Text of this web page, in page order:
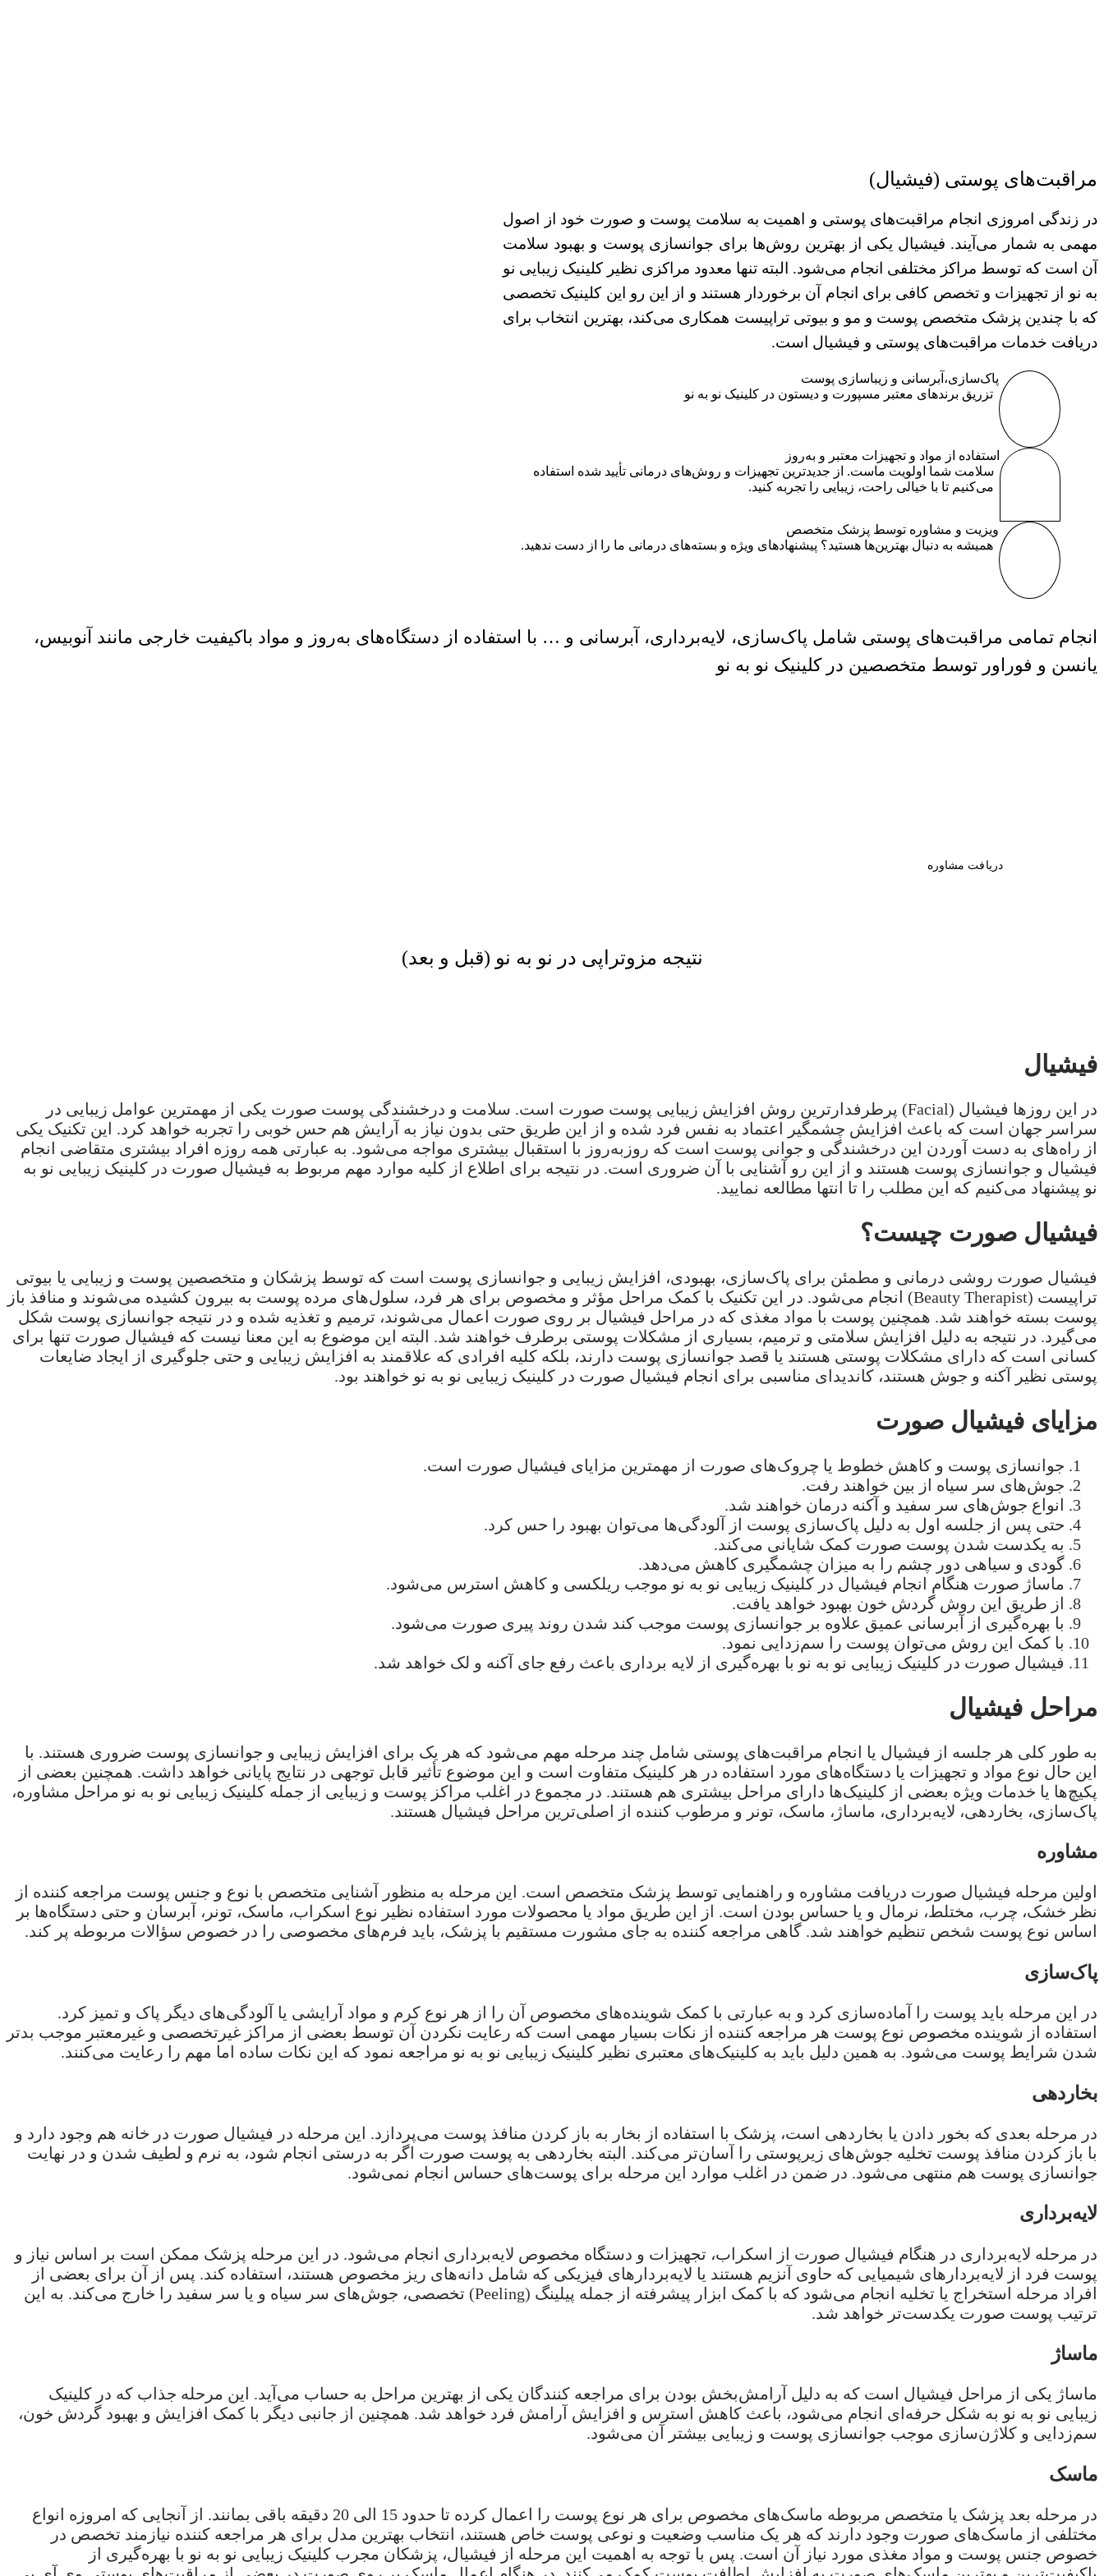
مراقبت‌های پوستی (فیشیال)
در زندگی امروزی انجام مراقبت‌های پوستی و اهمیت به سلامت پوست و صورت خود از اصول
مهمی به شمار می‌آیند. فیشیال یکی از بهترین روش‌ها برای جوانسازی پوست و بهبود سلامت
آن است که توسط مراکز مختلفی انجام می‌شود. البته تنها معدود مراکزی نظیر کلینیک زیبایی نو
به نو از تجهیزات و تخصص کافی برای انجام آن برخوردار هستند و از این رو این کلینیک تخصصی
که با چندین پزشک متخصص پوست و مو و بیوتی تراپیست همکاری می‌کند، بهترین انتخاب برای
دریافت خدمات مراقبت‌های پوستی و فیشیال است.
پاک‌سازی،آبرسانی و زیباسازی پوست
تزریق برندهای معتبر مسپورت و دیستون در کلینیک نو به نو
استفاده از مواد و تجهیزات معتبر و به‌روز
سلامت شما اولویت ماست. از جدیدترین تجهیزات و روش‌های درمانی تأیید شده استفاده
می‌کنیم تا با خیالی راحت، زیبایی را تجربه کنید.
ویزیت و مشاوره توسط پزشک متخصص
همیشه به دنبال بهترین‌ها هستید؟ پیشنهادهای ویژه و بسته‌های درمانی ما را از دست ندهید.
انجام تمامی مراقبت‌های پوستی شامل پاک‌سازی، لایه‌برداری، آبرسانی و … با استفاده از دستگاه‌های به‌روز و مواد باکیفیت خارجی مانند آنوبیس،
یانسن و فوراور توسط متخصصین در کلینیک نو به نو
دریافت مشاوره
نتیجه مزوتراپی در نو به نو (قبل و بعد)
فیشیال
در این روزها فیشیال (Facial) پرطرفدارترین روش افزایش زیبایی پوست صورت است. سلامت و درخشندگی پوست صورت یکی از مهمترین عوامل زیبایی در
سراسر جهان است که باعث افزایش چشمگیر اعتماد به نفس فرد شده و از این طریق حتی بدون نیاز به آرایش هم حس خوبی را تجربه خواهد کرد. این تکنیک یکی
از راه‌های به دست آوردن این درخشندگی و جوانی پوست است که روزبه‌روز با استقبال بیشتری مواجه می‌شود. به عبارتی همه روزه افراد بیشتری متقاضی انجام
فیشیال و جوانسازی پوست هستند و از این رو آشنایی با آن ضروری است. در نتیجه برای اطلاع از کلیه موارد مهم مربوط به فیشیال صورت در کلینیک زیبایی نو به
نو پیشنهاد می‌کنیم که این مطلب را تا انتها مطالعه نمایید.
فیشیال صورت چیست؟
فیشیال صورت روشی درمانی و مطمئن برای پاک‌سازی، بهبودی، افزایش زیبایی و جوانسازی پوست است که توسط پزشکان و متخصصین پوست و زیبایی یا بیوتی
تراپیست (Beauty Therapist) انجام می‌شود. در این تکنیک با کمک مراحل مؤثر و مخصوص برای هر فرد، سلول‌های مرده پوست به بیرون کشیده می‌شوند و منافذ باز
پوست بسته خواهند شد. همچنین پوست با مواد مغذی که در مراحل فیشیال بر روی صورت اعمال می‌شوند، ترمیم و تغذیه شده و در نتیجه جوانسازی پوست شکل
می‌گیرد. در نتیجه به دلیل افزایش سلامتی و ترمیم، بسیاری از مشکلات پوستی برطرف خواهند شد. البته این موضوع به این معنا نیست که فیشیال صورت تنها برای
کسانی است که دارای مشکلات پوستی هستند یا قصد جوانسازی پوست دارند، بلکه کلیه افرادی که علاقمند به افزایش زیبایی و حتی جلوگیری از ایجاد ضایعات
پوستی نظیر آکنه و جوش هستند، کاندیدای مناسبی برای انجام فیشیال صورت در کلینیک زیبایی نو به نو خواهند بود.
مزایای فیشیال صورت
جوانسازی پوست و کاهش خطوط یا چروک‌های صورت از مهمترین مزایای فیشیال صورت است.
جوش‌های سر سیاه از بین خواهند رفت.
انواع جوش‌های سر سفید و آکنه درمان خواهند شد.
حتی پس از جلسه اول به دلیل پاک‌سازی پوست از آلودگی‌ها می‌توان بهبود را حس کرد.
به یکدست شدن پوست صورت کمک شایانی می‌کند.
گودی و سیاهی دور چشم را به میزان چشمگیری کاهش می‌دهد.
ماساژ صورت هنگام انجام فیشیال در کلینیک زیبایی نو به نو موجب ریلکسی و کاهش استرس می‌شود.
از طریق این روش گردش خون بهبود خواهد یافت.
با بهره‌گیری از آبرسانی عمیق علاوه بر جوانسازی پوست موجب کند شدن روند پیری صورت می‌شود.
با کمک این روش می‌توان پوست را سم‌زدایی نمود.
فیشیال صورت در کلینیک زیبایی نو به نو با بهره‌گیری از لایه برداری باعث رفع جای آکنه و لک خواهد شد.
مراحل فیشیال
به طور کلی هر جلسه از فیشیال یا انجام مراقبت‌های پوستی شامل چند مرحله مهم می‌شود که هر یک برای افزایش زیبایی و جوانسازی پوست ضروری هستند. با
این حال نوع مواد و تجهیزات یا دستگاه‌های مورد استفاده در هر کلینیک متفاوت است و این موضوع تأثیر قابل توجهی در نتایج پایانی خواهد داشت. همچنین بعضی از
پکیچ‌ها یا خدمات ویژه بعضی از کلینیک‌ها دارای مراحل بیشتری هم هستند. در مجموع در اغلب مراکز پوست و زیبایی از جمله کلینیک زیبایی نو به نو مراحل مشاوره،
پاک‌سازی، بخاردهی، لایه‌برداری، ماساژ، ماسک، تونر و مرطوب کننده از اصلی‌ترین مراحل فیشیال هستند.
مشاوره
اولین مرحله فیشیال صورت دریافت مشاوره و راهنمایی توسط پزشک متخصص است. این مرحله به منظور آشنایی متخصص با نوع و جنس پوست مراجعه کننده از
نظر خشک، چرب، مختلط، نرمال و یا حساس بودن است. از این طریق مواد یا محصولات مورد استفاده نظیر نوع اسکراب، ماسک، تونر، آبرسان و حتی دستگاه‌ها بر
اساس نوع پوست شخص تنظیم خواهند شد. گاهی مراجعه کننده به جای مشورت مستقیم با پزشک، باید فرم‌های مخصوصی را در خصوص سؤالات مربوطه پر کند.
پاک‌سازی
در این مرحله باید پوست را آماده‌سازی کرد و به عبارتی با کمک شوینده‌های مخصوص آن را از هر نوع کرم و مواد آرایشی یا آلودگی‌های دیگر پاک و تمیز کرد.
استفاده از شوینده مخصوص نوع پوست هر مراجعه کننده از نکات بسیار مهمی است که رعایت نکردن آن توسط بعضی از مراکز غیرتخصصی و غیرمعتبر موجب بدتر
شدن شرایط پوست می‌شود. به همین دلیل باید به کلینیک‌های معتبری نظیر کلینیک زیبایی نو به نو مراجعه نمود که این نکات ساده اما مهم را رعایت می‌کنند.
بخاردهی
در مرحله بعدی که بخور دادن یا بخاردهی است، پزشک با استفاده از بخار به باز کردن منافذ پوست می‌پردازد. این مرحله در فیشیال صورت در خانه هم وجود دارد و
با باز کردن منافذ پوست تخلیه جوش‌های زیرپوستی را آسان‌تر می‌کند. البته بخاردهی به پوست صورت اگر به درستی انجام شود، به نرم و لطیف شدن و در نهایت
جوانسازی پوست هم منتهی می‌شود. در ضمن در اغلب موارد این مرحله برای پوست‌های حساس انجام نمی‌شود.
لایه‌برداری
در مرحله لایه‌برداری در هنگام فیشیال صورت از اسکراب، تجهیزات و دستگاه مخصوص لایه‌برداری انجام می‌شود. در این مرحله پزشک ممکن است بر اساس نیاز و
پوست فرد از لایه‌بردارهای شیمیایی که حاوی آنزیم هستند یا لایه‌بردارهای فیزیکی که شامل دانه‌های ریز مخصوص هستند، استفاده کند. پس از آن برای بعضی از
افراد مرحله استخراج یا تخلیه انجام می‌شود که با کمک ابزار پیشرفته از جمله پیلینگ (Peeling) تخصصی، جوش‌های سر سیاه و یا سر سفید را خارج می‌کند. به این
ترتیب پوست صورت یکدست‌تر خواهد شد.
ماساژ
ماساژ یکی از مراحل فیشیال است که به دلیل آرامش‌بخش بودن برای مراجعه کنندگان یکی از بهترین مراحل به حساب می‌آید. این مرحله جذاب که در کلینیک
زیبایی نو به نو به شکل حرفه‌ای انجام می‌شود، باعث کاهش استرس و افزایش آرامش فرد خواهد شد. همچنین از جانبی دیگر با کمک افزایش و بهبود گردش خون،
سم‌زدایی و کلاژن‌سازی موجب جوانسازی پوست و زیبایی بیشتر آن می‌شود.
ماسک
در مرحله بعد پزشک یا متخصص مربوطه ماسک‌های مخصوص برای هر نوع پوست را اعمال کرده تا حدود 15 الی 20 دقیقه باقی بمانند. از آنجایی که امروزه انواع
مختلفی از ماسک‌های صورت وجود دارند که هر یک مناسب وضعیت و نوعی پوست خاص هستند، انتخاب بهترین مدل برای هر مراجعه کننده نیازمند تخصص در
خصوص جنس پوست و مواد مغذی مورد نیاز آن است. پس با توجه به اهمیت این مرحله از فیشیال، پزشکان مجرب کلینیک زیبایی نو به نو با بهره‌گیری از